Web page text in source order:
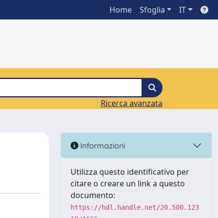
Home Sfoglia IT
Ricerca avanzata
Informazioni
Utilizza questo identificativo per
citare o creare un link a questo
documento:
https://hdl.handle.net/20.500.123